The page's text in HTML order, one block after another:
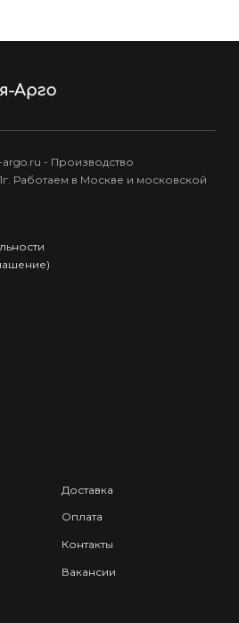
- Производство
Работаем в Москве и московской
Доставка
Оплата
Контакты
Вакансии